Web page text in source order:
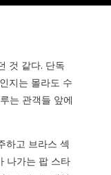
것 같다. 단독
지는 몰라도 수
는 관객들 앞에
하고 브라스 섹
나가는 팝 스타